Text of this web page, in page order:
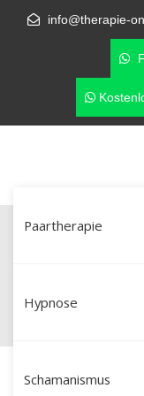
info@therapie-
Paartherapie
Hypnose
Schamanismus
Landshut